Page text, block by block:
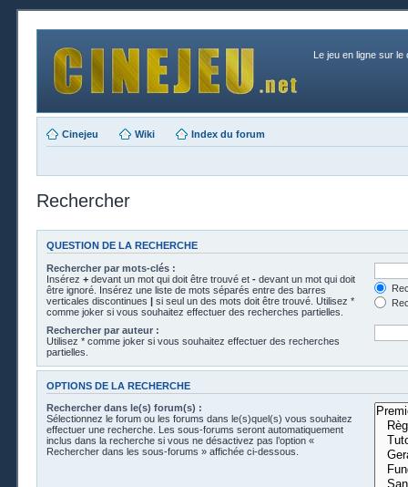
Le jeu en ligne sur le
Cinejeu Wiki Index du forum
Rechercher
QUESTION DE LA RECHERCHE
Rechercher par mots-clés :
Insérez + devant un mot qui doit être trouvé et - devant un mot qui doit
être ignoré. Insérez une liste de mots séparés entre des barres
verticales discontinues | si seul un des mots doit être trouvé. Utilisez *
comme joker si vous souhaitez effectuer des recherches partielles.
Rechercher par auteur :
Utilisez * comme joker si vous souhaitez effectuer des recherches
partielles.
OPTIONS DE LA RECHERCHE
Rechercher dans le(s) forum(s) :
Sélectionnez le forum ou les forums dans le(s)quel(s) vous souhaitez
effectuer une recherche. Les sous-forums seront automatiquement
inclus dans la recherche si vous ne désactivez pas l’option «
Rechercher dans les sous-forums » affichée ci-dessous.